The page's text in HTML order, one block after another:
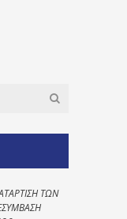
ΤΩΝ